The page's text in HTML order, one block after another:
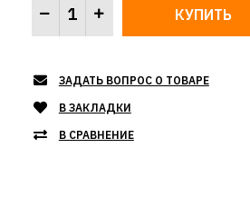
ЗАДАТЬ ВОПРОС О ТОВАРЕ
В ЗАКЛАДКИ
В СРАВНЕНИЕ